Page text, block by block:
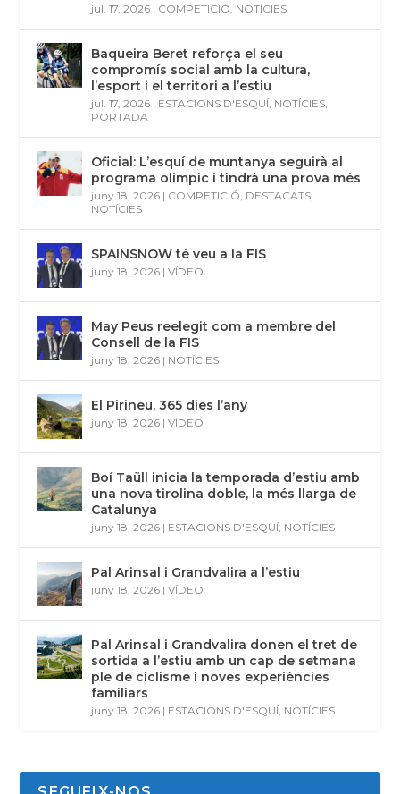
jul. 17, 2026 | COMPETICIÓ NOTÍCIES
Baqueira Beret reforça el seu
compromís social amb la cultura,
l’esport i el territori a l’estiu
jul. 17, 2026 | ESTACIONS D'ESQUÍ NOTÍCIES
PORTADA
Oficial: L’esquí de muntanya seguirà al
programa olímpic i tindrà una prova més
juny 18, 2026 | COMPETICIÓ DESTACATS
NOTÍCIES
SPAINSNOW té veu a la FIS
juny 18, 2026 |VÍDEO
May Peus reelegit com a membre del
Consell de la FIS
juny 18, 2026 | NOTÍCIES
El Pirineu, 365 dies l’any
juny 18, 2026 |VÍDEO
Boí Taüll inicia la temporada d’estiu amb
una nova tirolina doble, la més llarga de
Catalunya
juny 18, 2026 | ESTACIONS D'ESQUÍ NOTÍCIES
Pal Arinsal i Grandvalira a l’estiu
juny 18, 2026 |VÍDEO
Pal Arinsal i Grandvalira donen el tret de
sortida a l’estiu amb un cap de setmana
ple de ciclisme i noves experiències
familiars
juny 18, 2026 | ESTACIONS D'ESQUÍ NOTÍCIES